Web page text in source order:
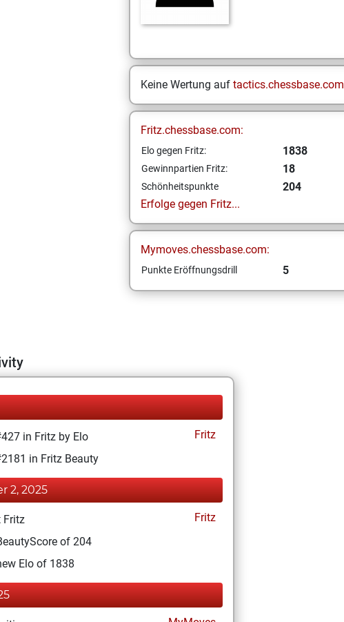
Keine Wertung auf tactics.chessbase.com
Fritz.chessbase.com:
Elo gegen Fritz: 1838
Gewinnpartien Fritz: 18
Schönheitspunkte
204
Erfolge gegen Fritz...
Mymoves.chessbase.com:
Punkte Eröffnungsdrill 5
in Fritz by Elo
Fritz
in Fritz Beauty
2, 2025
Fritz
Fritz
of 204
Elo of 1838